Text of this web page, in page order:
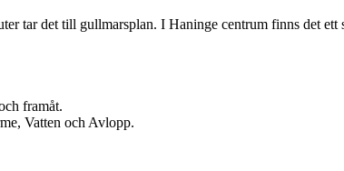
tar det till gullmarsplan. I Haninge centrum finns det ett
framåt.
Vatten och Avlopp.